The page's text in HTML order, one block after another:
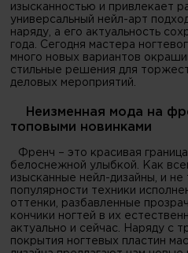
изысканностью и привлекает
универсальный нейл-арт
наряду, а его актуальность
года. Сегодня мастера
много новых вариантов
стильные решения для
деловых мероприятий.
Неизменная мода на
топовыми новинками
Френч – это красивая
белоснежной улыбкой. Как
изысканные нейл-дизайны, и
популярности техники
оттенки, разбавленные
кончики ногтей в их
актуально и сейчас. Наряду с
покрытия ногтевых пластин